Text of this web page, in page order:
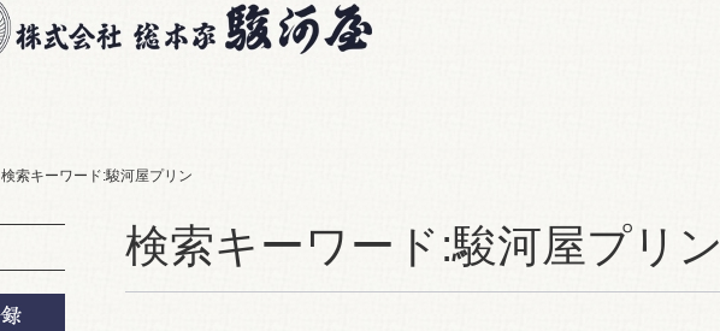
検索キーワード:駿河屋プリン
検索キーワード:駿河屋プリン